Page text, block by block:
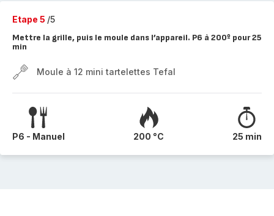
Etape 5 /5
Mettre la grille, puis le moule dans l’appareil. P6 à 200º pour 25
min
Moule à 12 mini tartelettes Tefal
P6 - Manuel 200 °C 25 min